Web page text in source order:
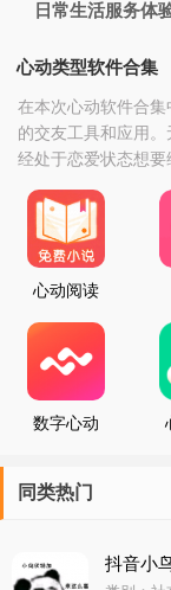
日常生活服务体
心动类型软件合集
在本次心动软件合
的交友工具和应用
经处于恋爱状态想
的解决方案。通过
地的异性朋友，了
件还提供了多种互
到心仪的对象。此
心动阅读
数字心动
同类热门